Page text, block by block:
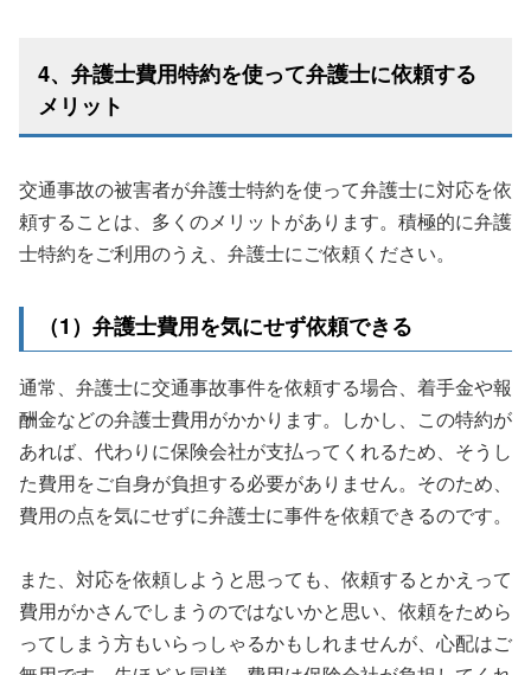
4、弁護士費用特約を使って弁護士に依頼する
メリット
交通事故の被害者が弁護士特約を使って弁護士に対応を依
頼することは、多くのメリットがあります。積極的に弁護
士特約をご利用のうえ、弁護士にご依頼ください。
（1）弁護士費用を気にせず依頼できる
通常、弁護士に交通事故事件を依頼する場合、着手金や報
酬金などの弁護士費用がかかります。しかし、この特約が
あれば、代わりに保険会社が支払ってくれるため、そうし
た費用をご自身が負担する必要がありません。そのため、
費用の点を気にせずに弁護士に事件を依頼できるのです。
また、対応を依頼しようと思っても、依頼するとかえって
費用がかさんでしまうのではないかと思い、依頼をためら
ってしまう方もいらっしゃるかもしれませんが、心配はご